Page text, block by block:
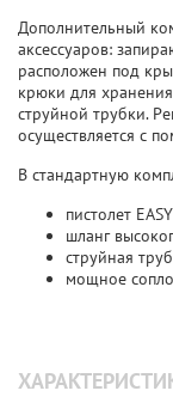
Дополнительный
аксессуаров:
расположен под
крюки для
струйной трубки.
осуществляется с
В стандартную
пистолет
шланг
струйная
мощное